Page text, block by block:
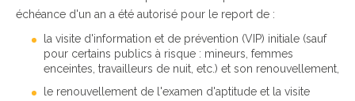
échéance d'un an a été autorisé pour le report de :
la visite d'information et de prévention (VIP) initiale (sauf
pour certains publics à risque : mineurs, femmes
enceintes, travailleurs de nuit, etc.) et son renouvellement,
le renouvellement de l'examen d'aptitude et la visite